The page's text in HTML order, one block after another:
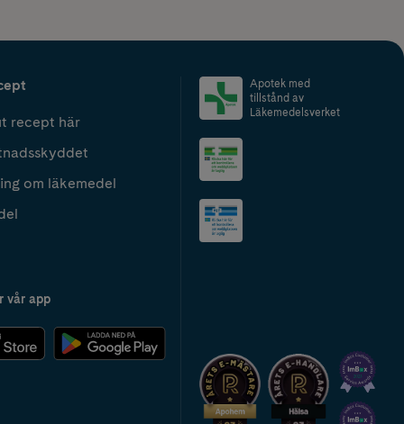
recept här
om läkemedel
vår app
Apotek med
tillstånd av
Läkemedelsverket